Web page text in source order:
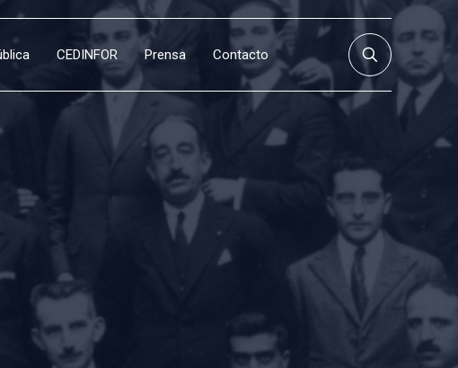
CEDINFOR Prensa Contacto